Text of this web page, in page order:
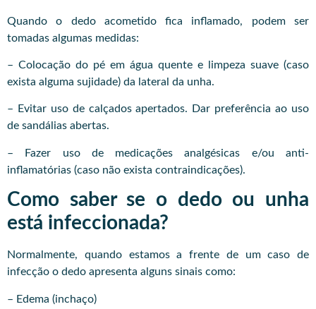
Quando o dedo acometido fica inflamado, podem ser
tomadas algumas medidas:
– Colocação do pé em água quente e limpeza suave (caso
exista alguma sujidade) da lateral da unha.
– Evitar uso de calçados apertados. Dar preferência ao uso
de sandálias abertas.
– Fazer uso de medicações analgésicas e/ou anti-
inflamatórias (caso não exista contraindicações).
Como saber se o dedo ou unha
está infeccionada?
Normalmente, quando estamos a frente de um caso de
infecção o dedo apresenta alguns sinais como:
– Edema (inchaço)